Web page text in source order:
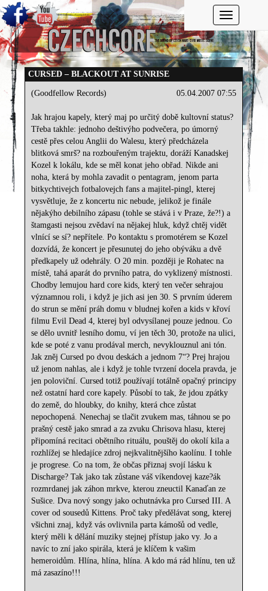
Toggle
CURSED – BLACKOUT AT SUNRISE
05.04.2007 07:55
(Goodfellow Records)
Jak hrajou kapely, který maj po určitý době kultovní status?
Třeba takhle: jednoho deštivýho podvečera, po úmorný
cestě přes celou Anglii do Walesu, který předcházela
blitková smrš? na rozbouřeným trajektu, doráží Kanadskej
Kozel k lokálu, kde se měl konat jeho obřad. Nikde ani
noha, která by mohla zavadit o pentagram, jenom parta
bitkychtivejch fotbalovejch fans a majitel-pingl, kterej
vysvětluje, že z koncertu nic nebude, jelikož je finále
nějakýho debilního zápasu (tohle se stává i v Praze, že?!) a
štamgasti nejsou zvědaví na nějakej hluk, když chtěj vidět
vlnící se sí? nepřítele. Po kontaktu s promotérem se Kozel
dozvídá, že koncert je přesunutej do jeho obýváku a dvě
předkapely už odehrály. O 20 min. později je Rohatec na
místě, tahá aparát do prvního patra, do vyklizený místnosti.
Chodby lemujou hard core kids, který ten večer sehrajou
významnou roli, i když je jich asi jen 30. S prvním úderem
do strun se mění práh domu v bludnej kořen a kids v křoví
filmu Evil Dead 4, kterej byl odvysílanej pouze jednou. Co
se dělo uvnitř lesního domu, ví jen těch 30, protože na ulici,
kde se poté z vanu prodával merch, nevyklouznul ani tón.
Jak zněj Cursed po dvou deskách a jednom 7“? Prej hrajou
už jenom nahlas, ale i když je tohle tvrzení docela pravda, je
jen poloviční. Cursed totiž používají totálně opačný principy
než ostatní hard core kapely. Působí to tak, že jdou zpátky
do země, do hloubky, do knihy, která chce zůstat
nepochopená. Nenechaj se tlačit zvukem mas, táhnou se po
prašný cestě jako smrad a za zvuku Chrisova hlasu, kterej
připomíná recitaci obětního rituálu, pouštěj do okolí kila a
rozhlížej se hledajíce zdroj nejkvalitnějšího kaolínu. I tohle
je progrese. Co na tom, že občas přiznaj svojí lásku k
Discharge? Tak jako tak zůstane váš víkendovej kaze?ák
rozmrdanej jak záhon mrkve, kterou zneuctil Kanaďan ze
Sušice. Dva nový songy jako ochutnávka pro Cursed III. A
cover od sousedů Kittens. Proč taky předělávat song, kterej
všichni znaj, když vás ovlivnila parta kámošů od vedle,
který měli k dělání muziky stejnej přístup jako vy. Jo a
navíc to zní jako spirála, která je klíčem k vašim
hemeroidům. Hlína, hlína, hlína. A kdo má rád hlínu, ten už
má zasazíno!!!